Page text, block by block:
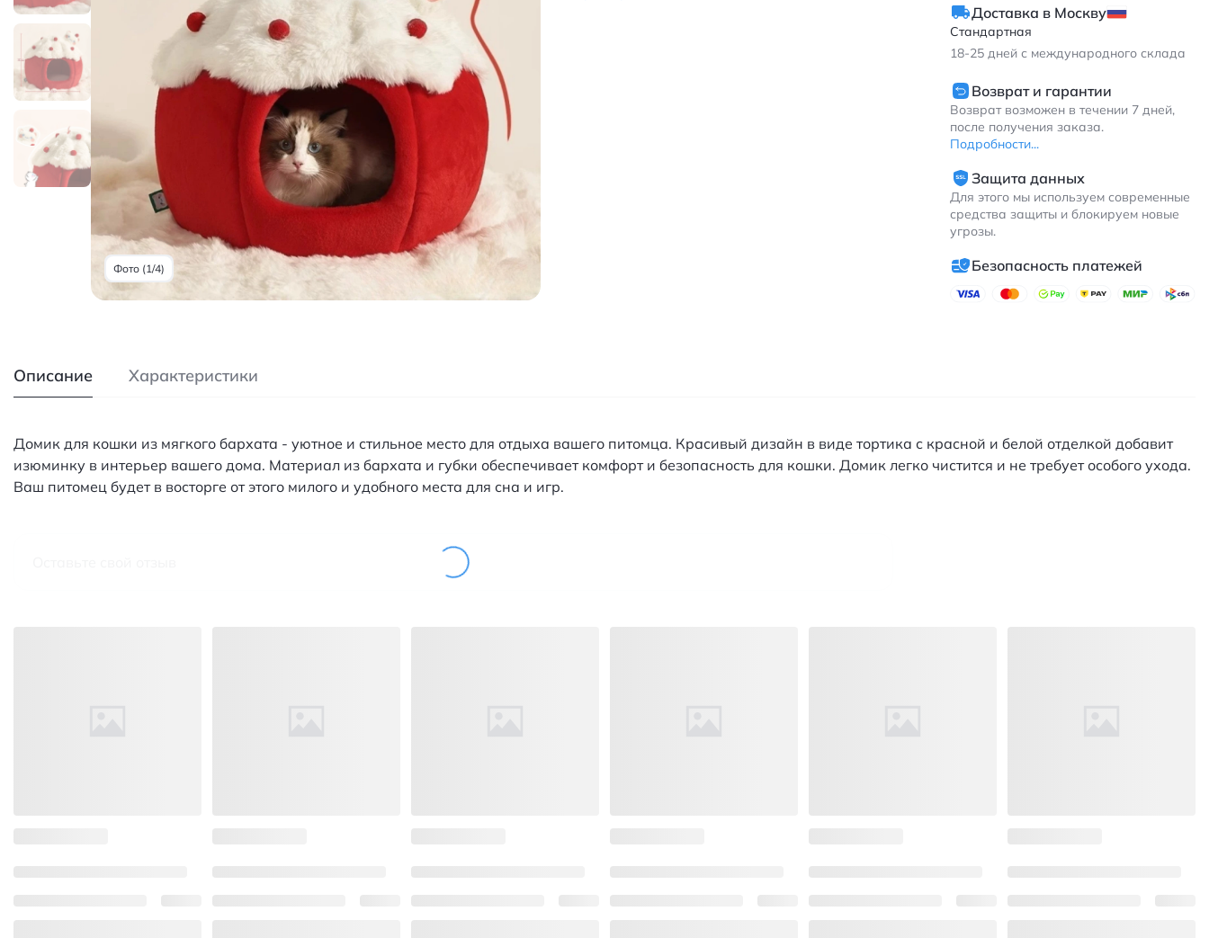
Фото (1/4)
Доставка в Москву
Стандартная
18-25 дней с международного склада
Возврат и гарантии
Возврат возможен в течении 7 дней,
после получения заказа.
Подробности...
Защита данных
Для этого мы используем современные
средства защиты и блокируем новые
угрозы.
Безопасность платежей
Описание Характеристики
Домик для кошки из мягкого бархата - уютное и стильное место для отдыха вашего питомца. Красивый дизайн в виде тортика с красной и белой отделкой добавит
изюминку в интерьер вашего дома. Материал из бархата и губки обеспечивает комфорт и безопасность для кошки. Домик легко чистится и не требует особого ухода.
Ваш питомец будет в восторге от этого милого и удобного места для сна и игр.